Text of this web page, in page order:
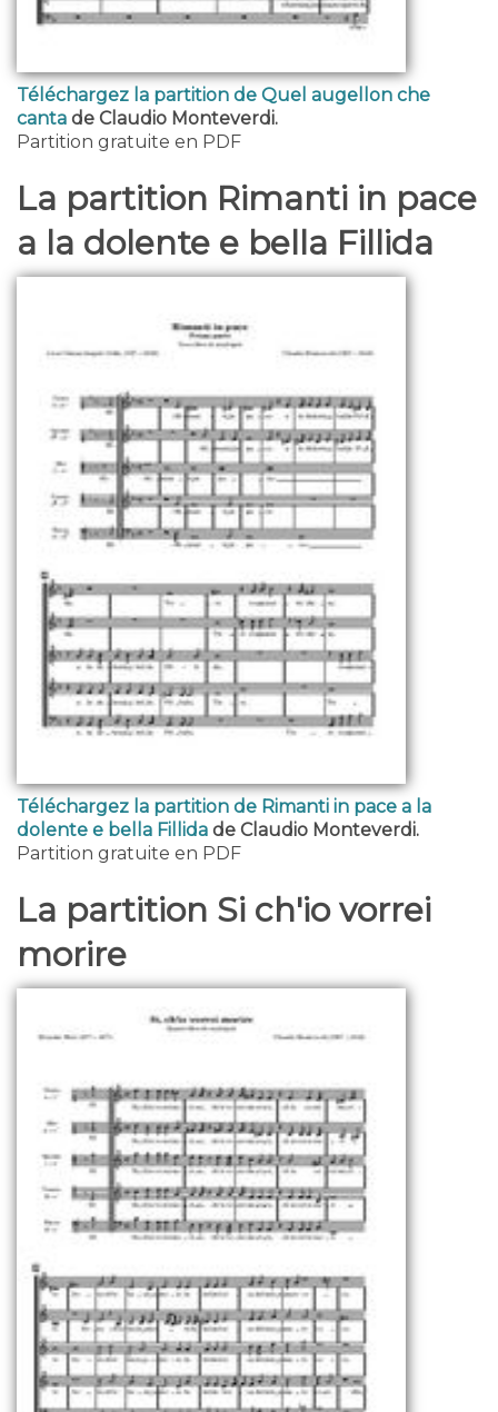
Téléchargez la partition de Quel augellon che
canta de Claudio Monteverdi.
Partition gratuite en PDF
La partition Rimanti in pace
a la dolente e bella Fillida
Téléchargez la partition de Rimanti in pace a la
dolente e bella Fillida de Claudio Monteverdi.
Partition gratuite en PDF
La partition Si ch'io vorrei
morire